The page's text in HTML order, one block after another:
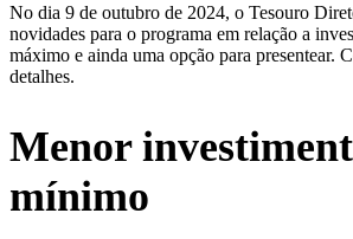
No dia 9 de outubro de 2024, o Tesouro
novidades para o programa em relação a
máximo e ainda uma opção para presentear.
detalhes.
Menor
mínimo